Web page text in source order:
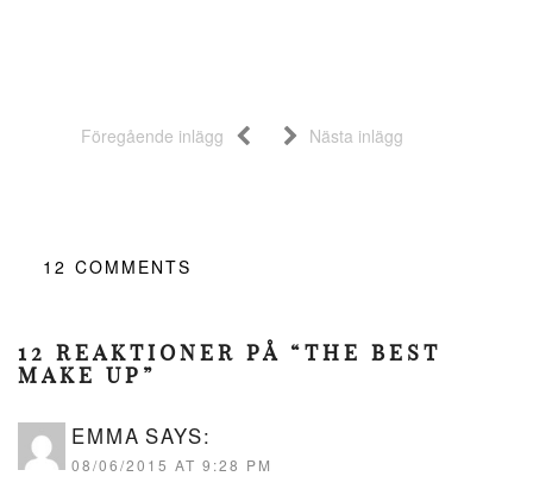
Föregående inlägg Nästa inlägg
12 COMMENTS
12 REAKTIONER PÅ “THE BEST
MAKE UP”
EMMA SAYS:
08/06/2015 AT 9:28 PM